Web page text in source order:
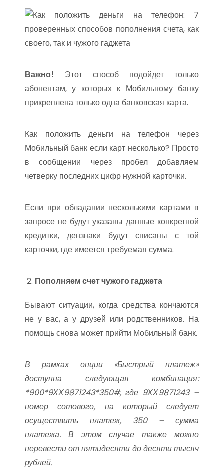
Важно!
Этот способ подойдет только
абонентам, у которых к Мобильному банку
прикреплена только одна банковская карта.
Как положить деньги на телефон через
Мобильный банк если карт несколько? Просто
в сообщении через пробел добавляем
четверку последних цифр нужной карточки.
Если при обладании несколькими картами в
запросе не будут указаны данные конкретной
кредитки, дензнаки будут списаны с той
карточки, где имеется требуемая сумма.
Пополняем счет чужого гаджета
Бывают ситуации, когда средства кончаются
не у вас, а у друзей или родственников. На
помощь снова может прийти Мобильный банк.
В рамках опции «Быстрый платеж»
доступна следующая комбинация:
*900*9ХХ9871243*350#, где 9ХХ9871243 –
номер сотового, на который следует
осуществить платеж, 350 – сумма
платежа. В этом случае также можно
перевести от пятидесяти до десяти тысяч
рублей.